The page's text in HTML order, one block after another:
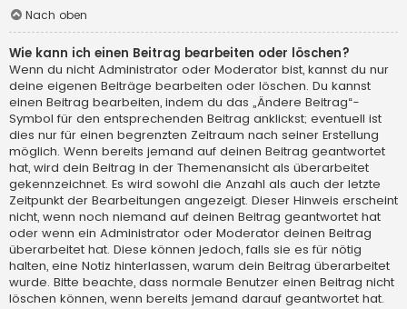
Nach oben
Wie kann ich einen Beitrag bearbeiten oder löschen?
Wenn du nicht Administrator oder Moderator bist, kannst du nur
deine eigenen Beiträge bearbeiten oder löschen. Du kannst
einen Beitrag bearbeiten, indem du das „Ändere Beitrag“-
Symbol für den entsprechenden Beitrag anklickst; eventuell ist
dies nur für einen begrenzten Zeitraum nach seiner Erstellung
möglich. Wenn bereits jemand auf deinen Beitrag geantwortet
hat, wird dein Beitrag in der Themenansicht als überarbeitet
gekennzeichnet. Es wird sowohl die Anzahl als auch der letzte
Zeitpunkt der Bearbeitungen angezeigt. Dieser Hinweis erscheint
nicht, wenn noch niemand auf deinen Beitrag geantwortet hat
oder wenn ein Administrator oder Moderator deinen Beitrag
überarbeitet hat. Diese können jedoch, falls sie es für nötig
halten, eine Notiz hinterlassen, warum dein Beitrag überarbeitet
wurde. Bitte beachte, dass normale Benutzer einen Beitrag nicht
löschen können, wenn bereits jemand darauf geantwortet hat.